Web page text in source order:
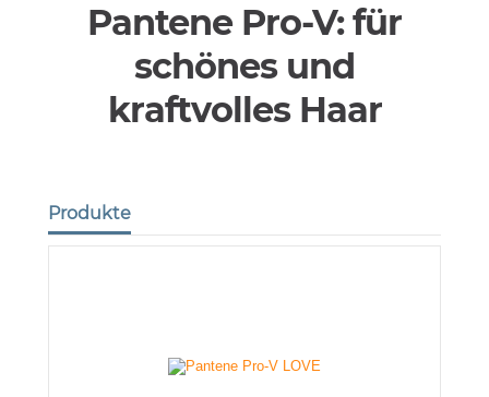
Pantene Pro-V: für
schönes und
kraftvolles Haar
Produkte